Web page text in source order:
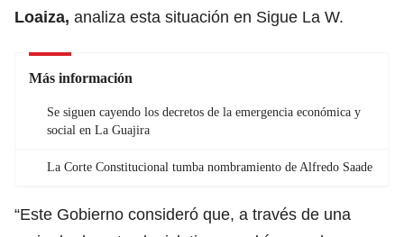
Loaiza, analiza esta situación en Sigue La W.
Más información
Se siguen cayendo los decretos de la emergencia económica y
social en La Guajira
La Corte Constitucional tumba nombramiento de Alfredo Saade
“Este Gobierno consideró que, a través de una